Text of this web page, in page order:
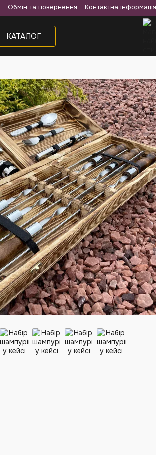
Обмін та повернення Контактна інформація
КАТАЛОГ